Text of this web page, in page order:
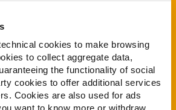
cookies to make browsing
to collect aggregate data,
the functionality of social
cookies to offer additional services
Cookies are also used for ads
want to know more or withdraw